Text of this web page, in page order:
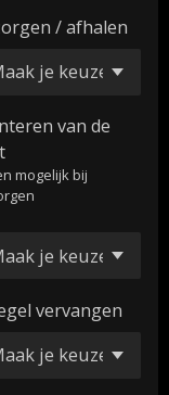
/ afhalen
van de
mogelijk bij
vervangen